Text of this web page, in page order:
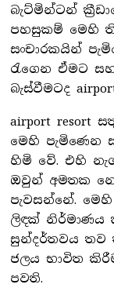
බැට්මින්ටන්
පහසුකම් මෙහි
සංචාරකයින්
රැගෙන ඒමට
බැස්වීමටද
airport resort
මෙහි පැමිණෙන
හිමි වේ. එහි
ඔවුන් අමතක
පැවසන්නේ.
ලිඳක් නිර්මාණය
සුන්දර්තවය
ජලය භාවිත
පවති.